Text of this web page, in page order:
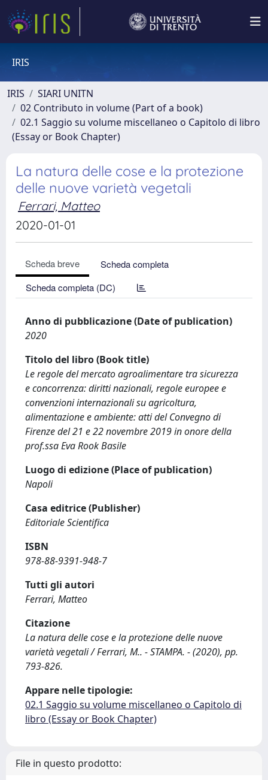
IRIS
IRIS
SIARI UNITN
02 Contributo in volume (Part of a book)
02.1 Saggio su volume miscellaneo o Capitolo di libro
(Essay or Book Chapter)
La natura delle cose e la protezione
delle nuove varietà vegetali
Ferrari, Matteo
2020-01-01
Scheda breve
Scheda completa
Scheda completa (DC)
Anno di pubblicazione (Date of publication)
2020
Titolo del libro (Book title)
Le regole del mercato agroalimentare tra sicurezza
e concorrenza: diritti nazionali, regole europee e
convenzioni internazionali su agricoltura,
alimentazione e ambiente: atti del Convegno di
Firenze del 21 e 22 novembre 2019 in onore della
prof.ssa Eva Rook Basile
Luogo di edizione (Place of publication)
Napoli
Casa editrice (Publisher)
Editoriale Scientifica
ISBN
978-88-9391-948-7
Tutti gli autori
Ferrari, Matteo
Citazione
La natura delle cose e la protezione delle nuove
varietà vegetali / Ferrari, M.. - STAMPA. - (2020), pp.
793-826.
Appare nelle tipologie:
02.1 Saggio su volume miscellaneo o Capitolo di
libro (Essay or Book Chapter)
File in questo prodotto: